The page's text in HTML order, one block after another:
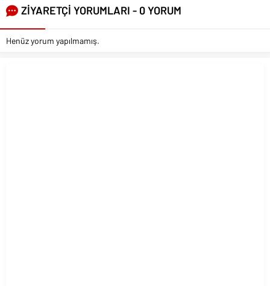
ZİYARETÇİ YORUMLARI - 0 YORUM
Henüz yorum yapılmamış.